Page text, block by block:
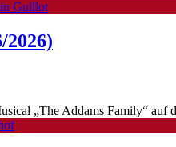
2026)
„The Addams Family“ auf